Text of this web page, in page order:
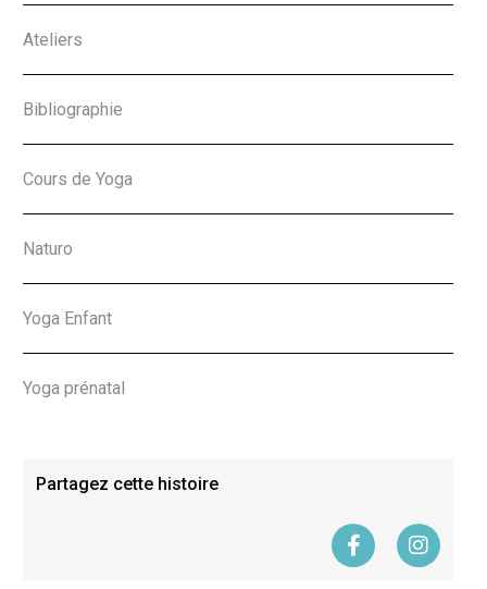
Ateliers
Bibliographie
Cours de Yoga
Naturo
Yoga Enfant
Yoga prénatal
Partagez cette histoire